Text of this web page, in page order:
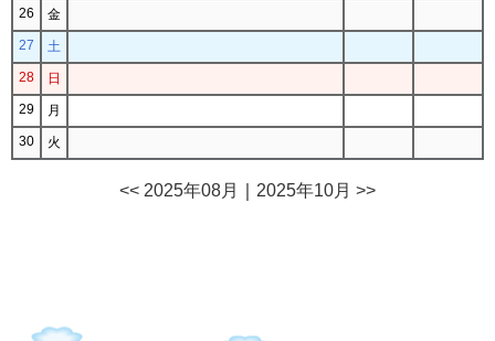
26
金
27
土
28
日
29
月
30
火
<< 2025年08月 2025年10月 >>